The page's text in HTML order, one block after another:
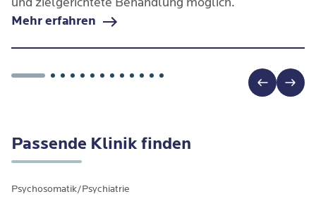
Mehr erfahren
Passende Klinik finden
Psychosomatik/Psychiatrie